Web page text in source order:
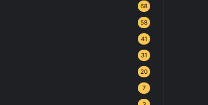
68
58
41
31
20
7